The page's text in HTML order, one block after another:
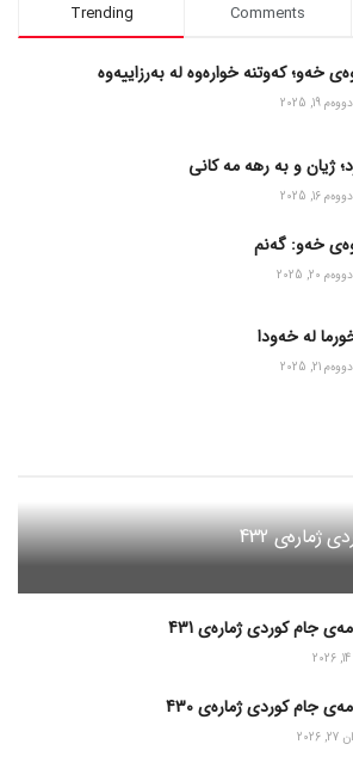
Trending Comments
خەو؛ کەوتنە خوارەوە لە بەرزاییەوە
19, 2025
ژیان و به رهه مه کانی
16, 2025
خەو: گەنم
20, 2025
لە خەودا
21, 2025
ژمارەی 432
جام کوردی ژمارەی 431
جام کوردی ژمارەی 430